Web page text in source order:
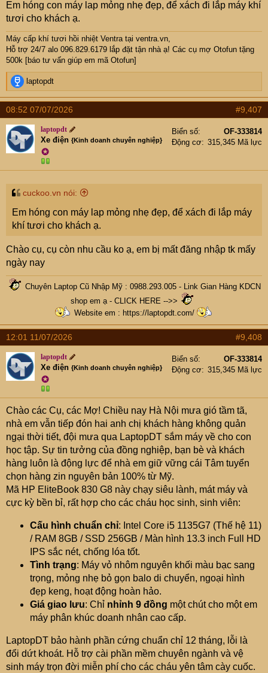
Em hóng con máy lap mỏng nhẹ đẹp, để xách đi lắp máy khí
tươi cho khách ạ.
Máy cấp khí tươi hồi nhiệt Ventratại ventra.vn,
Hỗ trợ 24/7 alo 096.829.6179 lắp đặt tận nhà ạ! Các cụ mợ Otofun tặng
500k [báo tư vấn giúp em mã Otofun]
R
e
a
c
t
i
o
n
laptopdt
08:52 07/07/2026 #9,407
laptopdt
Xe điện {Kinh doanh chuyên nghiệp}
✪
Biển số
OF-333814
Động cơ
315,345 Mã lực
cuckoo.vn nói:
Em hóng con máy lap mỏng nhẹ đẹp, để xách đi lắp máy
khí tươi cho khách ạ.
Chào cụ, cụ còn nhu cầu ko ạ, em bị mất đăng nhập tk mấy
ngày nay
Chuyên Laptop Cũ Nhập Mỹ : 0988.293.005 - Link Gian Hàng KDCN
shop em ạ - CLICK HERE -->>
Website em : https://laptopdt.com/
12:01 11/07/2026 #9,408
laptopdt
Xe điện {Kinh doanh chuyên nghiệp}
✪
Biển số
OF-333814
Động cơ
315,345 Mã lực
Chào các Cụ, các Mợ! Chiều nay Hà Nội mưa gió tầm tã,
nhà em vẫn tiếp đón hai anh chị khách hàng không quản
ngại thời tiết, đội mưa qua LaptopDT sắm máy về cho con
học tập. Sự tin tưởng của đồng nghiệp, bạn bè và khách
hàng luôn là động lực để nhà em giữ vững cái Tâm tuyển
chọn hàng zin nguyên bản 100% từ Mỹ.
Mã HP EliteBook 830 G8 này chạy siêu lành, mát máy và
cực kỳ bền bỉ, rất hợp cho các cháu học sinh, sinh viên:
Cấu hình chuẩn chỉ: Intel Core i5 1135G7 (Thế hệ 11)
/ RAM 8GB / SSD 256GB / Màn hình 13.3 inch Full HD
IPS sắc nét, chống lóa tốt.
Tình trạng: Máy vỏ nhôm nguyên khối màu bạc sang
trọng, mỏng nhẹ bỏ gọn balo di chuyển, ngoại hình
đẹp keng, hoạt động hoàn hảo.
Giá giao lưu: Chỉ nhỉnh 9 đồng một chút cho một em
máy phân khúc doanh nhân cao cấp.
LaptopDT bảo hành phần cứng chuẩn chỉ 12 tháng, lỗi là
đổi dứt khoát. Hỗ trợ cài phần mềm chuyên ngành và vệ
sinh máy trọn đời miễn phí cho các cháu yên tâm cày cuốc.